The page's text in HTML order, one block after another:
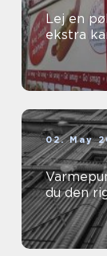
Lej en
ekstra
02. May
du den